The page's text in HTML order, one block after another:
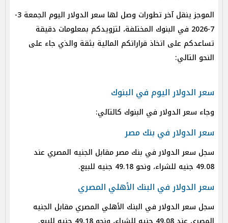
الموجز ينقل آخر تطورات وصل لها سعر الدولار اليوم الجمعة 3-
7-2026 في البنوك المختلفة، لتزويدكم بمعلومات دقيقة
تساعدكم على اتخاذ قراراتكم المالية بثقة والذي جاء على
النحو التالي:
سعر الدولار اليوم في البنوك
وجاء سعر الدولار في البنوك كالتالي:
سعر الدولار في بنك مصر
سجل سعر الدولار في بنك مصر مقابل الجنيه المصري عند
49.08 جنيه للشراء، ونحو 49.18 جنيه للبيع.
سعر الدولار في البنك الأهلي المصري
سجل سعر الدولار في البنك الأهلي المصري مقابل الجنيه